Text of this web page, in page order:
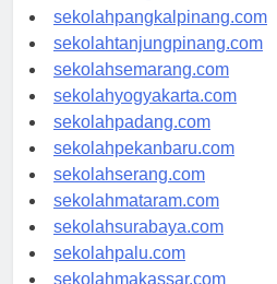
sekolahbengkulu.com
sekolahpangkalpinang.com
sekolahtanjungpinang.com
sekolahsemarang.com
sekolahyogyakarta.com
sekolahpadang.com
sekolahpekanbaru.com
sekolahserang.com
sekolahmataram.com
sekolahsurabaya.com
sekolahpalu.com